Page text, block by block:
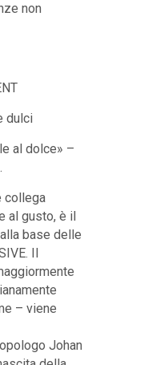
non
dulci
al dolce» –
collega
al gusto, è il
base delle
Il
– viene
Johan